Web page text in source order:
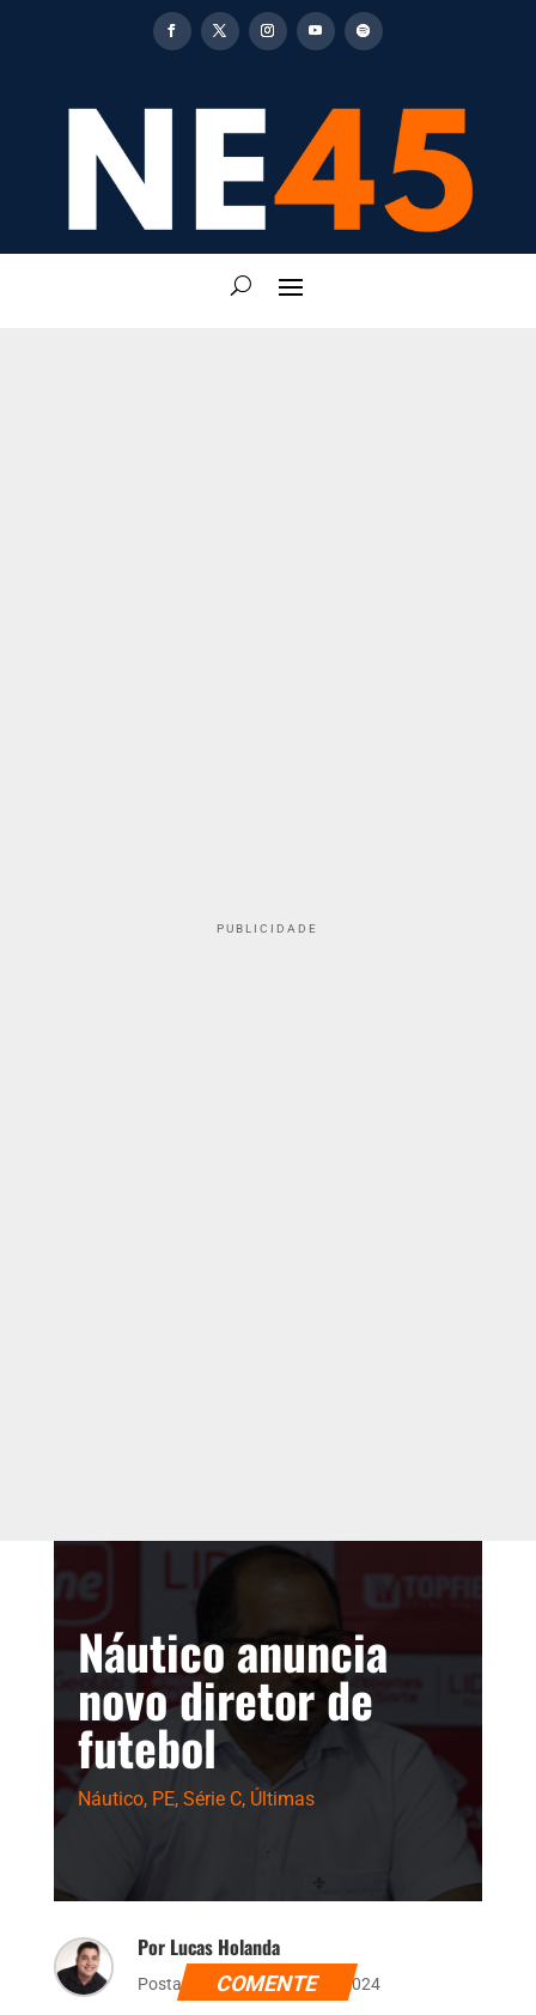
PUBLICIDADE
Náutico anuncia
novo diretor de
futebol
Náutico, PE, Série C, Últimas
Por Lucas Holanda
Postado dia 12 de junho de 2024
COMENTE